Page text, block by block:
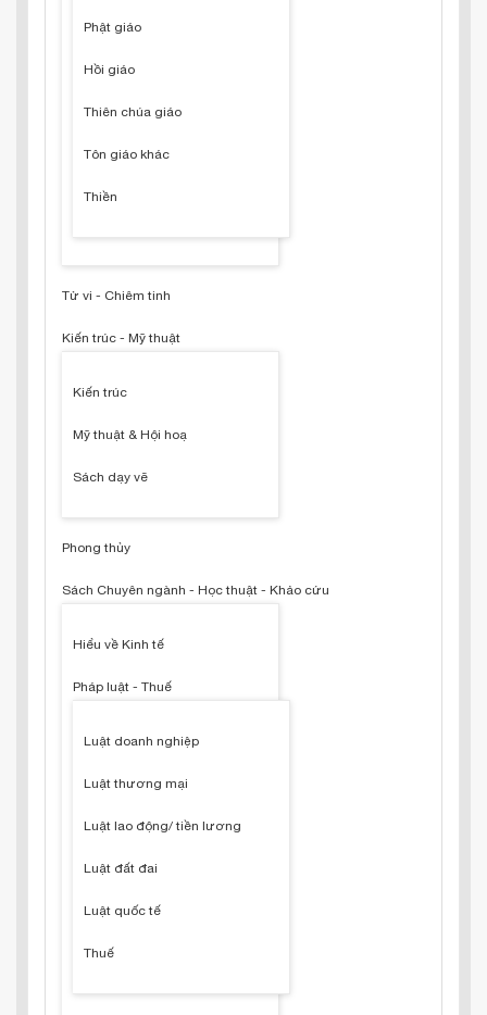
Phật giáo
Hồi giáo
Thiên chúa giáo
Tôn giáo khác
Thiền
Tử vi - Chiêm tinh
Kiến trúc - Mỹ thuật
Kiến trúc
Mỹ thuật & Hội hoạ
Sách dạy vẽ
Phong thủy
Sách Chuyên ngành - Học thuật - Khảo cứu
Hiểu về Kinh tế
Pháp luật - Thuế
Luật doanh nghiệp
Luật thương mại
Luật lao động/ tiền lương
Luật đất đai
Luật quốc tế
Thuế